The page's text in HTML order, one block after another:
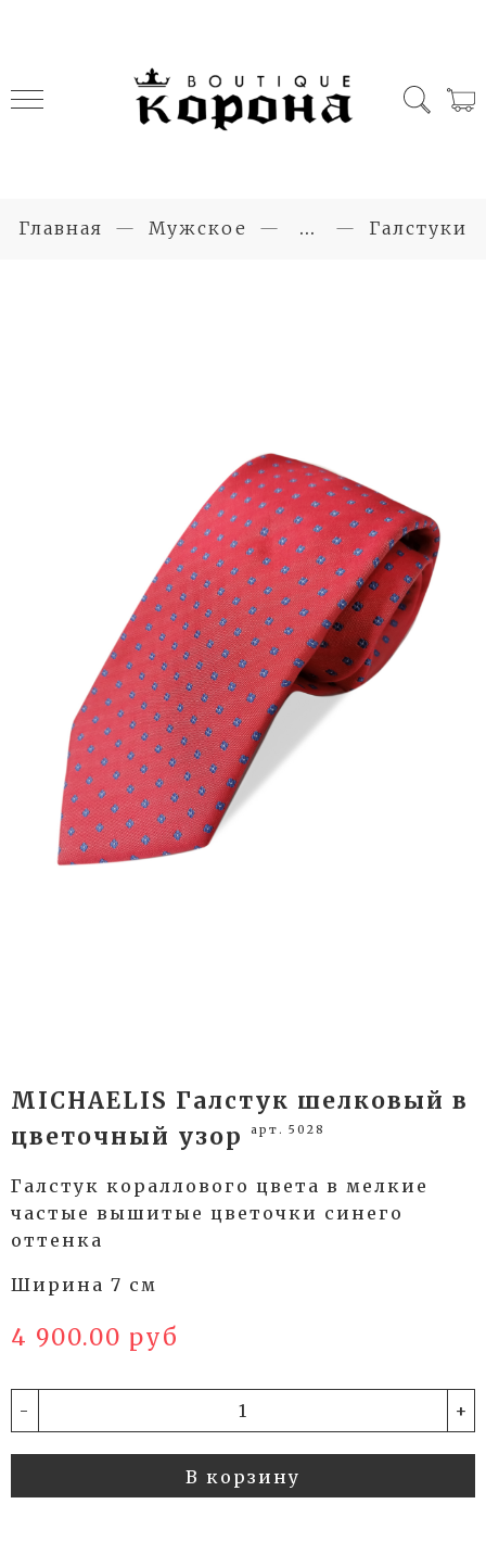
Главная Мужское ... Галстуки
MICHAELIS Галстук шелковый в
цветочный узор
арт. 5028
Галстук кораллового цвета в мелкие
частые вышитые цветочки синего
оттенка
Ширина 7 см
4 900.00 руб
- +
В корзину